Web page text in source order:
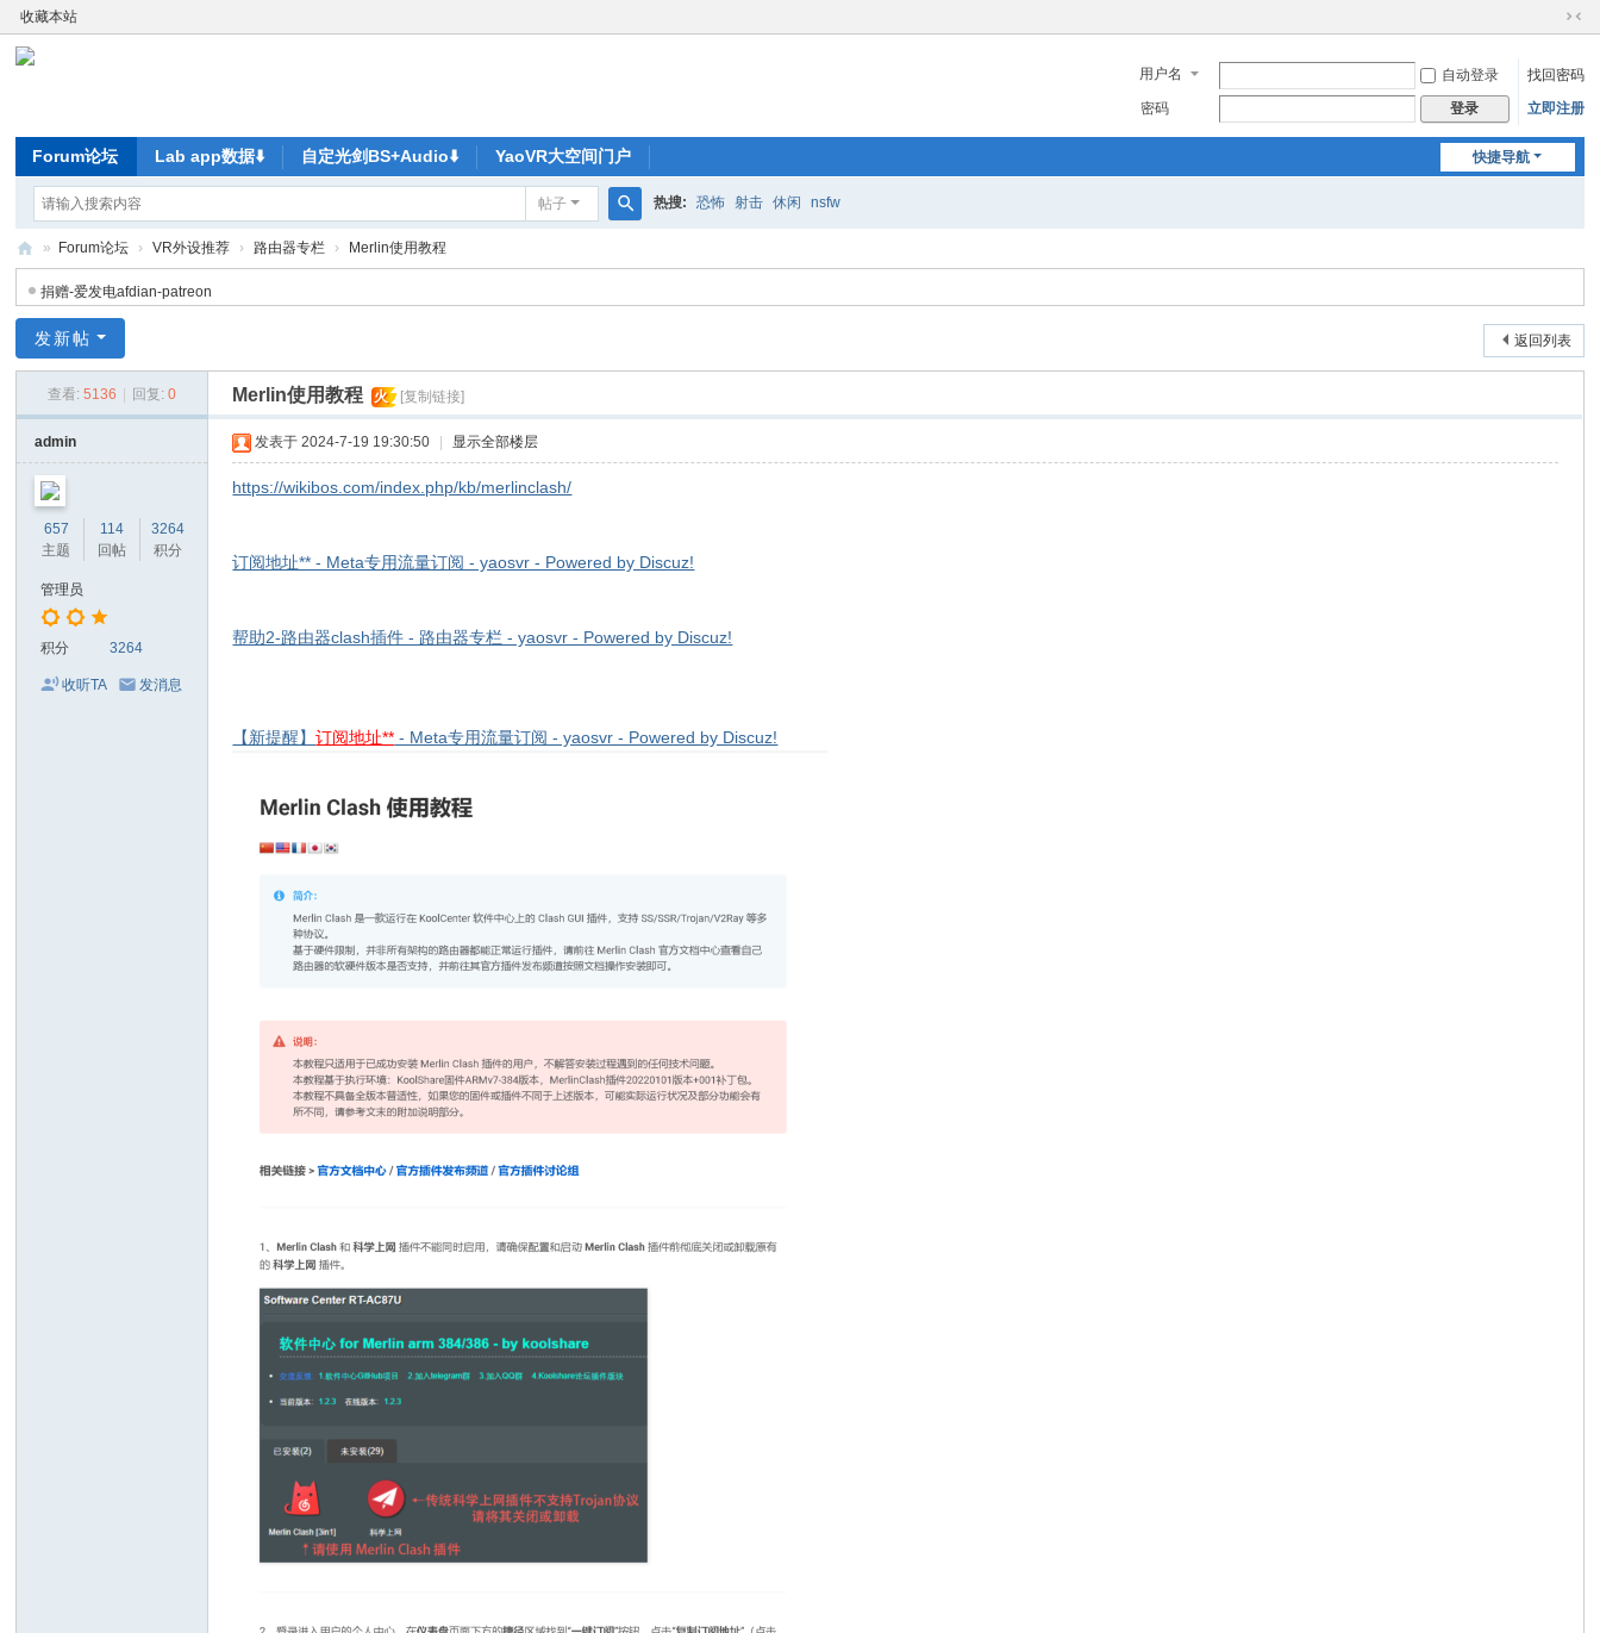
收藏本站
切
到
窄
用户名 自动登录
找回密码
密码
登录 立即注册
快捷导航
Forum论坛 Lab app数据⬇️ 自定光剑BS+Audio⬇️ YaoVR大空间门户
帖子
索
热搜: 恐怖 射击 休闲 nsfw
o
元
» Forum论坛 › VR外设推荐 › 路由器专栏 › Merlin使用教程
捐赠-爱发电afdian-patreon
返回列表
发新帖
查看: 5136 回复: 0 Merlin使用教程 火 [复制链接]
admin
657
主题
114
回帖
3264
积分
管理员
积分 3264
收听TA 发消息
发表于 2024-7-19 19:30:50 显示全部楼层
https://wikibos.com/index.php/kb/merlinclash/
订阅地址** - Meta专用流量订阅 - yaosvr - Powered by Discuz!
帮助2-路由器clash插件 - 路由器专栏 - yaosvr - Powered by Discuz!
【新提醒】订阅地址** - Meta专用流量订阅 - yaosvr - Powered by Discuz!